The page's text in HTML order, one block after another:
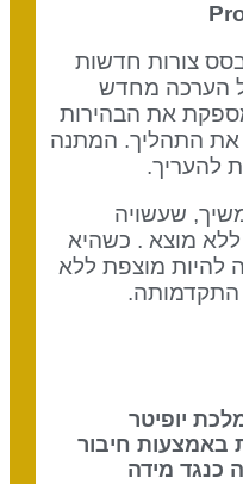
צורות חדשות
הערכה מחדש
את הבהירות
את התהליך. המתנה
להעריך.
שעשויה
מוצא . כשהיא
להיות מוצפת ללא
יופיטר
חיבור
מידה